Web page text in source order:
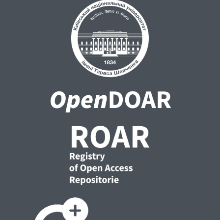
керуючими системами. Згідно з теоремою
про n інтервалів О. А. Фельдбаума
кількість таких переключень може бути
зменшена якщо замінити систему
управління n-го порядку на еквівалентну
систему більш низького порядку. Згідно з
будь-якої системи n-го порядку може
бути знайдена система третього порядку.
технологічних процесів вирішується по
кривим розгону. Використання прямих
чисельних методів обмежено в деяких
випадках неможливістю реалізувати
вхідний вплив потрібної форми. У даному
випадку ідентифікація об’єкта
здійснюється звичайним диференційним
рівнянням 4-го порядку. Також відомий